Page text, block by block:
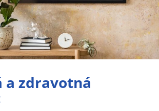
a zdravotná